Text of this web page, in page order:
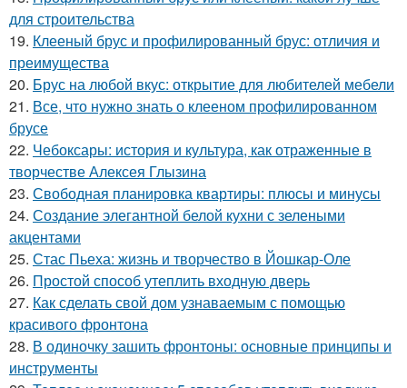
для строительства
19. Клееный брус и профилированный брус: отличия и
преимущества
20. Брус на любой вкус: открытие для любителей мебели
21. Все, что нужно знать о клееном профилированном
брусе
22. Чебоксары: история и культура, как отраженные в
творчестве Алексея Глызина
23. Свободная планировка квартиры: плюсы и минусы
24. Создание элегантной белой кухни с зелеными
акцентами
25. Стас Пьеха: жизнь и творчество в Йошкар-Оле
26. Простой способ утеплить входную дверь
27. Как сделать свой дом узнаваемым с помощью
красивого фронтона
28. В одиночку зашить фронтоны: основные принципы и
инструменты